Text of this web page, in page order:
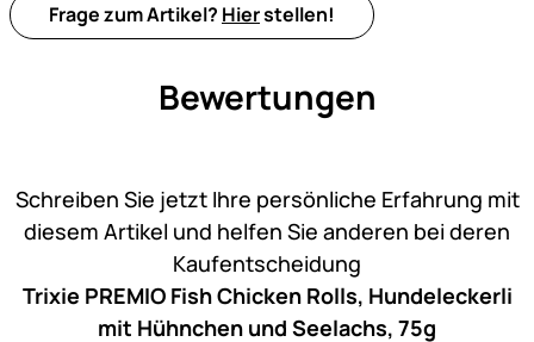
Frage zum Artikel? Hierstellen!
Bewertungen
Schreiben Sie jetzt Ihre persönliche Erfahrung mit
diesem Artikel und helfen Sie anderen bei deren
Kaufentscheidung
Trixie PREMIO Fish Chicken Rolls, Hundeleckerli
mit Hühnchen und Seelachs, 75g